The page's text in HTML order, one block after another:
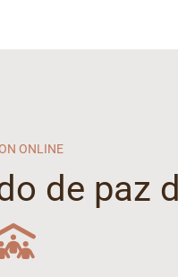
ONLINE
de paz